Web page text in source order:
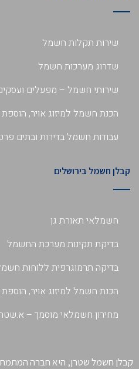
שירות תקלות חשמל
שדרוג מערכות חשמל
שירותי חשמל – מפעלים
הכנת חשמל למיזוג אויר,
עבודות חשמל בדירות ובתים
קבלן חשמל בירושלים
חשמלאי תאורת גן
בדיקת תקינות מערכת החשמל
בדיקה תרמוגרפית ללוחות
הכנת חשמל למיזוג אויר,
מחירון חשמלאי מוסמך –
קבלן חשמל שטרן, היא חברה